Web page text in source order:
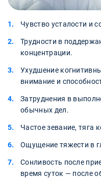
Чувство усталости и
Трудности в
концентрации.
Ухудшение
внимание и
Затруднения в
обычных дел.
Частое зевание, тяга
Ощущение тяжести в
Сонливость после
время суток — после